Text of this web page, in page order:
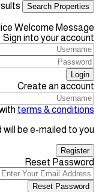
Search Properties
Welcome Message
Sign into your account
Login
Create an account
terms & conditions
will be e-mailed to you
Register
Reset Password
Reset Password